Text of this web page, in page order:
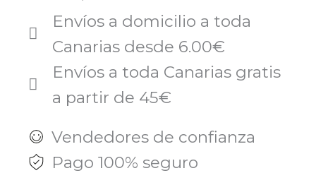
Envíos a domicilio a toda
Canarias desde 6.00€
Envíos a toda Canarias gratis
a partir de 45€
Vendedores de confianza
Pago 100% seguro